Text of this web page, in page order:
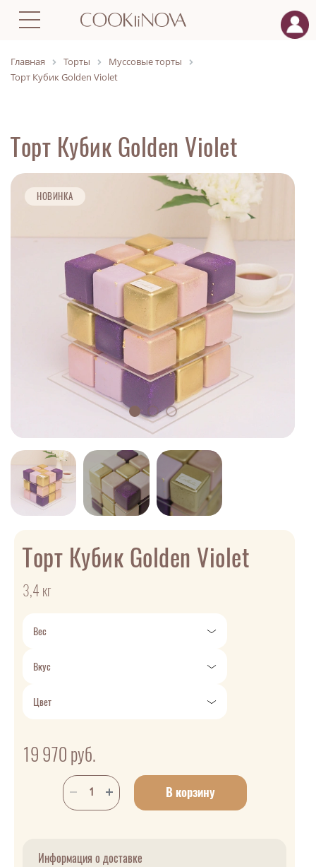
Главная Торты
Муссовые торты
Торт Кубик Golden Violet
Торт Кубик Golden Violet
НОВИНКА
Торт Кубик Golden Violet
3,4 кг
Вес
Вкус
Цвет
19 970 руб.
В корзину
Информация о доставке